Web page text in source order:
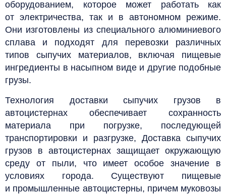
оборудованием, которое может работать как
от электричества, так и в автономном режиме.
Они изготовлены из специального алюминиевого
сплава и подходят для перевозки различных
типов сыпучих материалов, включая пищевые
ингредиенты в насыпном виде и другие подобные
грузы.
Технология доставки сыпучих грузов в
автоцистернах обеспечивает сохранность
материала при погрузке, последующей
транспортировки и разгрузке, Доставка сыпучих
грузов в автоцистернах защищает окружающую
среду от пыли, что имеет особое значение в
условиях города. Существуют пищевые
и промышленные автоцистерны, причем муковозы